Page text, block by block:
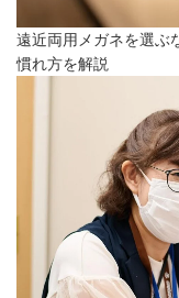
遠近両用メガネを選ぶ
慣れ方を解説